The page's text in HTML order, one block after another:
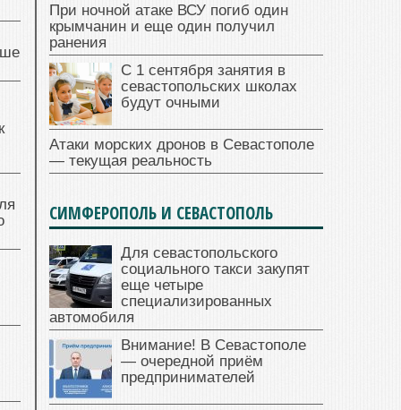
При ночной атаке ВСУ погиб один
крымчанин и еще один получил
ранения
С 1 сентября занятия в
севастопольских школах
будут очными
Атаки морских дронов в Севастополе
— текущая реальность
СИМФЕРОПОЛЬ И СЕВАСТОПОЛЬ
Для севастопольского
социального такси закупят
еще четыре
специализированных
автомобиля
Внимание! В Севастополе
— очередной приём
предпринимателей